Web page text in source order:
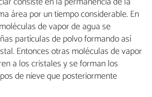
área por un tiempo considerable. En
de vapor de agua se
partículas de polvo formando así
Entonces otras moléculas de vapor
a los cristales y se forman los
de nieve que posteriormente